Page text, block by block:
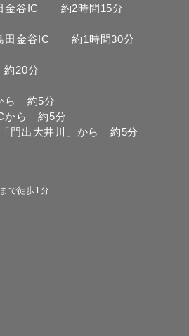
金谷IC 約2時間15分
田金谷IC 約1時間30分
約20分
ら 約5分
から 約5分
門出大井川」から 約5分
で徒歩1分